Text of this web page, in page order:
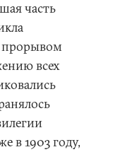
часть
прорывом
всех
в 1903 году,